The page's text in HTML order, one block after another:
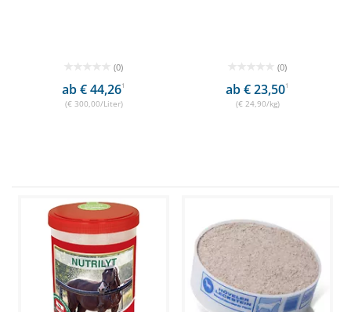
(0)
ab € 44,261
(€ 300,00/Liter)
(0)
ab € 23,501
(€ 24,90/kg)